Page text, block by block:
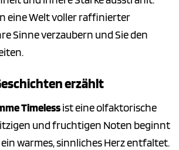
eine Welt voller raffinierter
Sinne verzaubern und Sie den
erzählt
Timelessist eine olfaktorische
und fruchtigen Noten beginnt
warmes, sinnliches Herz entfaltet.